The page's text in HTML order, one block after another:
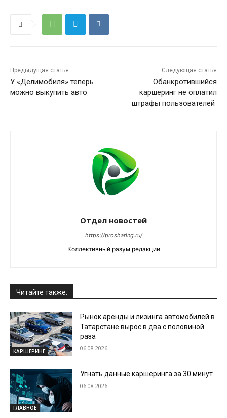
Предыдущая статья
У «Делимобиля» теперь
можно выкупить авто
Следующая статья
Обанкротившийся
каршеринг не оплатил
штрафы пользователей
Отдел новостей
https://prosharing.ru/
Коллективный разум редакции
Читайте также:
КАРШЕРИНГ
Рынок аренды и лизинга автомобилей в
Татарстане вырос в два с половиной
раза
06.08.2026
ГЛАВНОЕ
Угнать данные каршеринга за 30 минут
06.08.2026